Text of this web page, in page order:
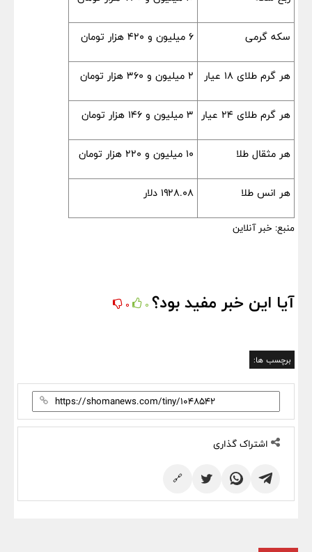
سکه گرمی ۶ میلیون و ۴۲۰ هزار تومان
هر گرم طلای ۱۸ عیار ۲ میلیون و ۳۶۰ هزار تومان
هر گرم طلای ٢۴ عیار ۳ میلیون و ۱۴۶ هزار تومان
هر مثقال طلا ۱۰ میلیون و ۲۲۰ هزار تومان
هر انس طلا ۱۹۲۸.۰۸ دلار
منبع: خبر آنلاین
آیا این خبر مفید بود؟ 0
0
برچسب ها:
اشتراک گذاری
🔗